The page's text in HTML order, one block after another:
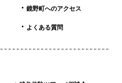
鏡野町へのアクセス
よくある質問